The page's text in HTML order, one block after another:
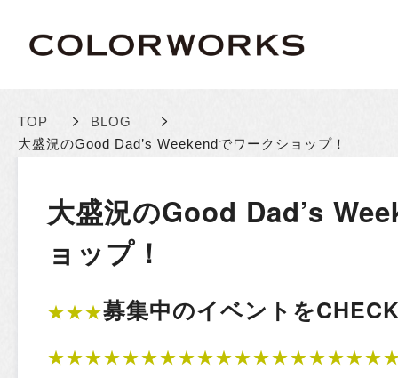
TOP > BLOG >
大盛況のGood Dad’s Weekendでワークショップ！
大盛況のGood Dad’s
ョップ！
★★★募集中のイベントを